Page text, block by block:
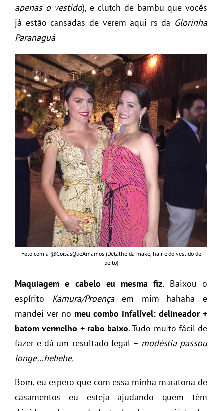
apenas o vestido), e clutch de bambu que vocês
já estão cansadas de verem aqui rs da Glorinha
Paranaguá.
Foto com a @CoisasQueAmamos (Detalhe da make, hair e do vestido de
perto)
Maquiagem e cabelo eu mesma fiz. Baixou o
espírito Kamura/Proençaem mim hahaha e
mandei ver no meu combo infalível: delineador +
batom vermelho + rabo baixo. Tudo muito fácil de
fazer e dá um resultado legal – modéstia passou
longe…hehehe.
Bom, eu espero que com essa minha maratona de
casamentos eu esteja ajudando quem têm